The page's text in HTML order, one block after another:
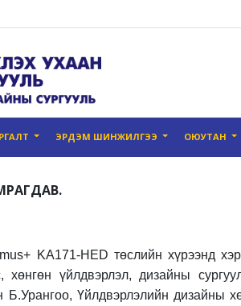
ЭРДЭМ ШИНЖИЛГЭЭ ОЮУТАН
KA171-HED төслийн хүрээнд
үйлдвэрлэл, дизайны
Үйлдвэрлэлийн дизайны